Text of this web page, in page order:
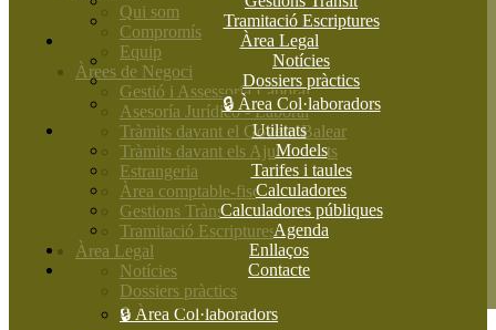
Tramitació Escriptures
Àrea Legal
Notícies
Dossiers pràctics
🔒 Àrea Col·laboradors
Utilitats
Models
Tarifes i taules
Calculadores
Calculadores públiques
Agenda
Enllaços
Contacte
Qui som
Compromís
Equip
Àrees de Negoci
Gestió i Assessoria Laboral
Asesoría Jurídico - Laboral
Tràmits davant el Govern Balear
Tràmits davant els Ajuntaments
Estrangeria
Àrea comptable-fiscal
Gestions Trànsit
Tramitació Escriptures
Àrea Legal
Notícies
Dossiers pràctics
🔒 Àrea Col·laboradors